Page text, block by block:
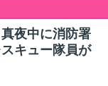
夜中に消防署
キュー隊員が